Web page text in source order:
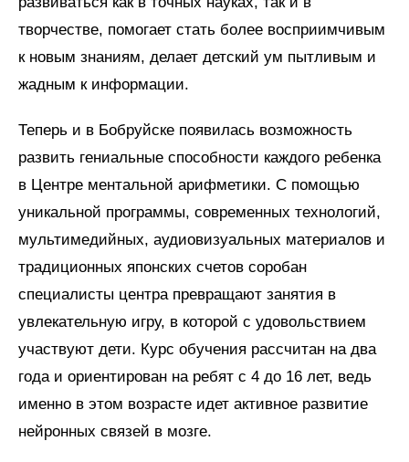
творчестве, помогает стать более восприимчивым
к новым знаниям, делает детский ум пытливым и
жадным к информации.
Теперь и в Бобруйске появилась возможность
развить гениальные способности каждого ребенка
в Центре ментальной арифметики. С помощью
уникальной программы, современных технологий,
мультимедийных, аудиовизуальных материалов и
традиционных японских счетов соробан
специалисты центра превращают занятия в
увлекательную игру, в которой с удовольствием
участвуют дети. Курс обучения рассчитан на два
года и ориентирован на ребят с 4 до 16 лет, ведь
именно в этом возрасте идет активное развитие
нейронных связей в мозге.